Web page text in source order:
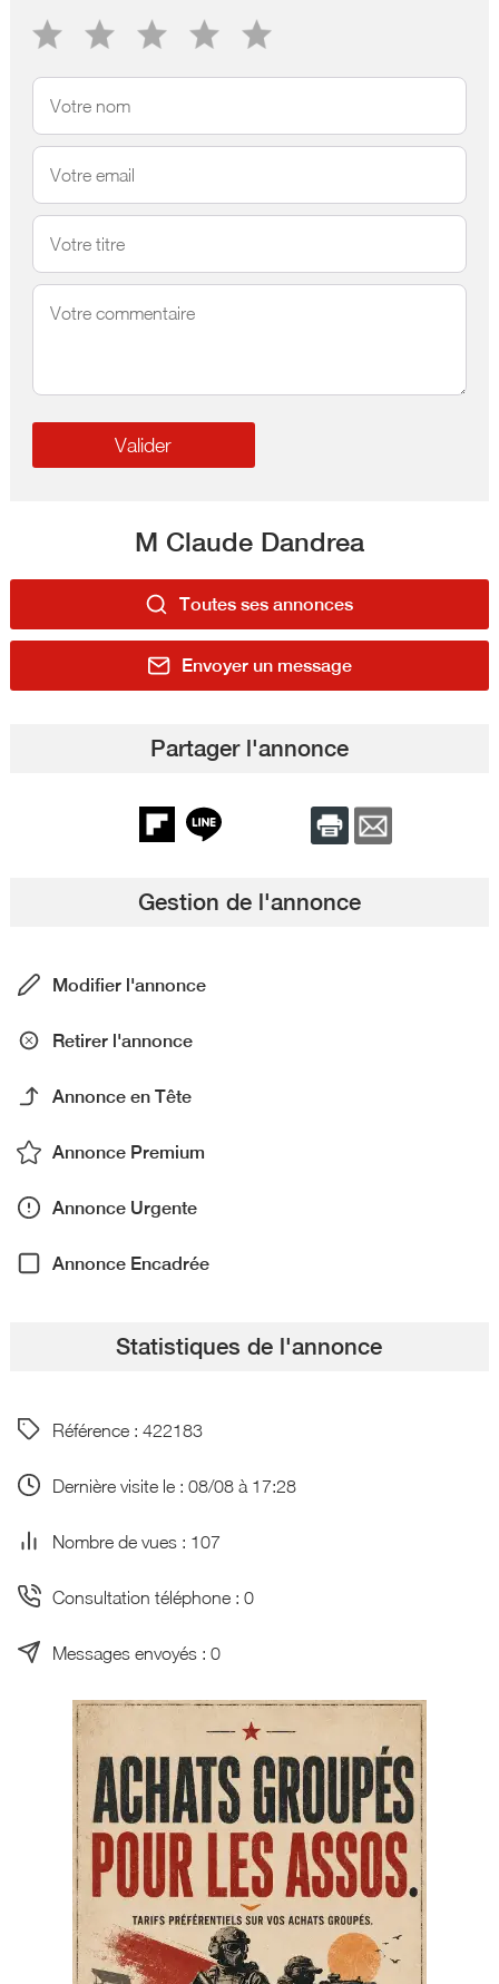
M Claude Dandrea
Toutes ses annonces
Envoyer un message
Partager l'annonce
Gestion de l'annonce
Modifier l'annonce
Retirer l'annonce
Annonce en Tête
Annonce Premium
Annonce Urgente
Annonce Encadrée
Statistiques de l'annonce
Référence : 422183
Dernière visite le : 08/08 à 17:28
Nombre de vues : 107
Consultation téléphone : 0
Messages envoyés : 0